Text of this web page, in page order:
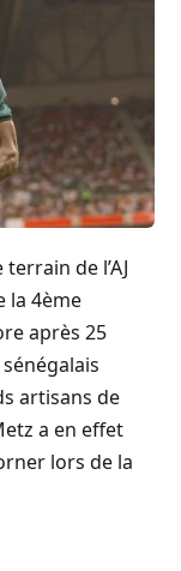
de l’AJ
la 4ème
après 25
artisans de
a en effet
lors de la